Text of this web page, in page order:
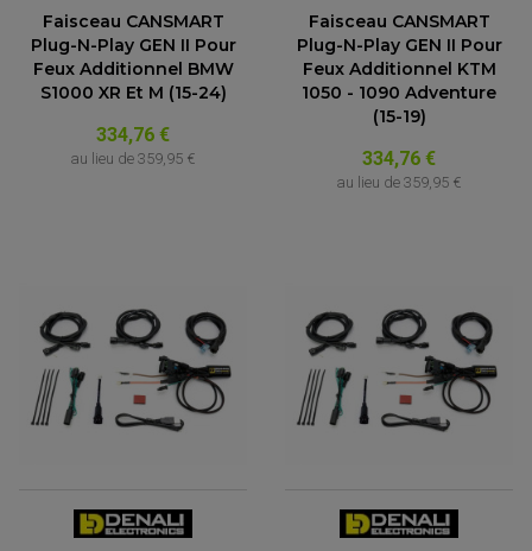
Faisceau CANSMART
Plug-N-Play GEN II Pour
Feux Additionnel BMW
S1000 XR Et M (15-24)
334,76 €
au lieu de 359,95 €
Faisceau CANSMART
Plug-N-Play GEN II Pour
Feux Additionnel KTM
1050 - 1090 Adventure
(15-19)
334,76 €
au lieu de 359,95 €